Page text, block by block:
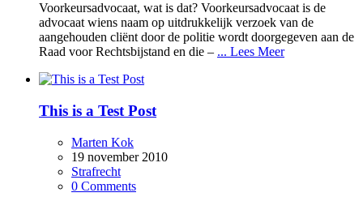
Voorkeursadvocaat, wat is dat? Voorkeursadvocaat is de
advocaat wiens naam op uitdrukkelijk verzoek van de
aangehouden cliënt door de politie wordt doorgegeven aan de
Raad voor Rechtsbijstand en die – ... Lees Meer
This is a Test Post
Marten Kok
19 november 2010
Strafrecht
0 Comments